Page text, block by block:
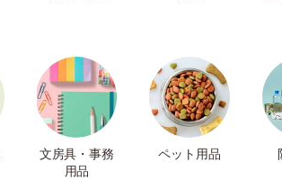
文房具・事務
用品
ペット用品